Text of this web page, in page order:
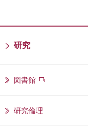
研究
図書館
研究倫理